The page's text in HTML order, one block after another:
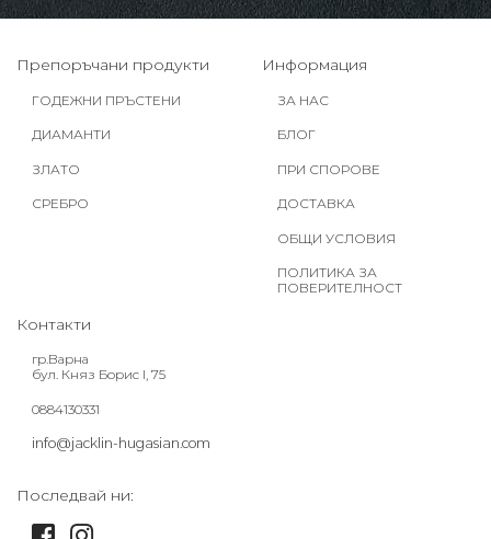
Препоръчани продукти
ГОДЕЖНИ ПРЪСТЕНИ
ДИАМАНТИ
ЗЛАТО
СРЕБРО
Информация
ЗА НАС
БЛОГ
ПРИ СПОРОВЕ
ДОСТАВКА
ОБЩИ УСЛОВИЯ
ПОЛИТИКА ЗА
ПОВЕРИТЕЛНОСТ
Контакти
гр.Варна
бул. Княз Борис I, 75
0884130331
info@jacklin-hugasian.com
Последвай ни: